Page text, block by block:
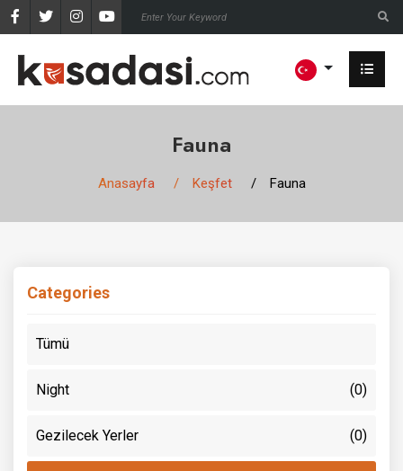
Fauna
Anasayfa Keşfet Fauna
Categories
Tümü
Night (0)
Gezilecek Yerler (0)